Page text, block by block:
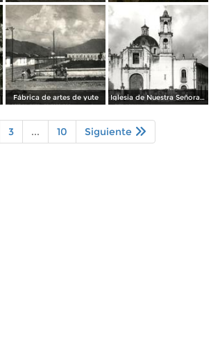
Fábrica de artes de yute Iglesia de Nuestra Señora de los Dolores
3 ... 10 Siguiente